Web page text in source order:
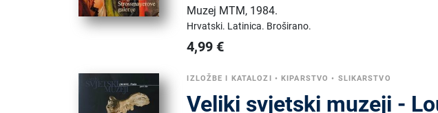
Muzej MTM, 1984.
Hrvatski. Latinica. Broširano.
4,99 €
IZLOŽBE I KATALOZI •KIPARSTVO • SLIKARSTVO
Veliki svjetski muzeji -